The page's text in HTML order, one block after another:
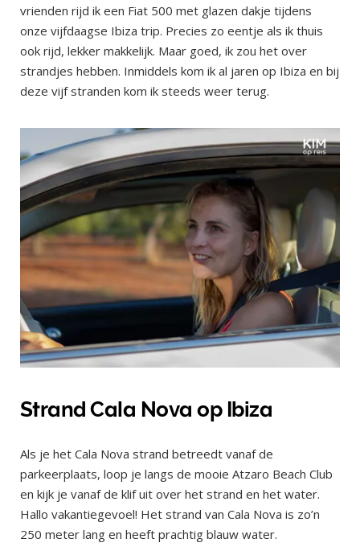
vrienden rijd ik een Fiat 500 met glazen dakje tijdens
onze vijfdaagse Ibiza trip. Precies zo eentje als ik thuis
ook rijd, lekker makkelijk. Maar goed, ik zou het over
strandjes hebben. Inmiddels kom ik al jaren op Ibiza en bij
deze vijf stranden kom ik steeds weer terug.
Strand Cala Nova op Ibiza
Als je het Cala Nova strand betreedt vanaf de
parkeerplaats, loop je langs de mooie Atzaro Beach Club
en kijk je vanaf de klif uit over het strand en het water.
Hallo vakantiegevoel! Het strand van Cala Nova is zo’n
250 meter lang en heeft prachtig blauw water.